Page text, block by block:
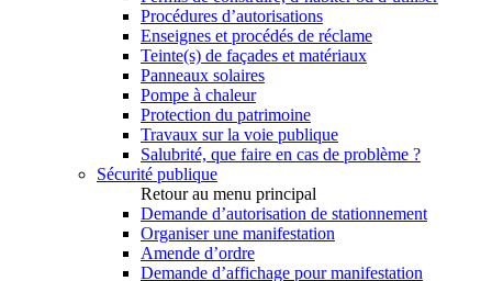
Procédures d’autorisations
Enseignes et procédés de réclame
Teinte(s) de façades et matériaux
Panneaux solaires
Pompe à chaleur
Protection du patrimoine
Travaux sur la voie publique
Salubrité, que faire en cas de problème ?
Sécurité publique
Retour au menu principal
Demande d’autorisation de stationnement
Organiser une manifestation
Amende d’ordre
Demande d’affichage pour manifestation